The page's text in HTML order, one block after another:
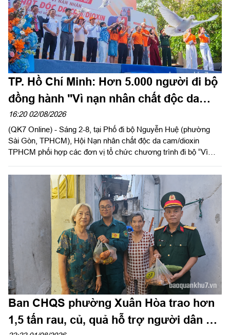
TP. Hồ Chí Minh: Hơn 5.000 người đi bộ
đồng hành "Vì nạn nhân chất độc da
cam"
16:20 02/08/2026
(QK7 Online) - Sáng 2-8, tại Phố đi bộ Nguyễn Huệ (phường
Sài Gòn, TPHCM), Hội Nạn nhân chất độc da cam/dioxin
TPHCM phối hợp các đơn vị tổ chức chương trình đi bộ “Vì
năm Ngày Thảm họa da cam ở Việt Nam (10-8-1961 - 10-8-
Ban CHQS phường Xuân Hòa trao hơn
1,5 tấn rau, củ, quả hỗ trợ người dân có